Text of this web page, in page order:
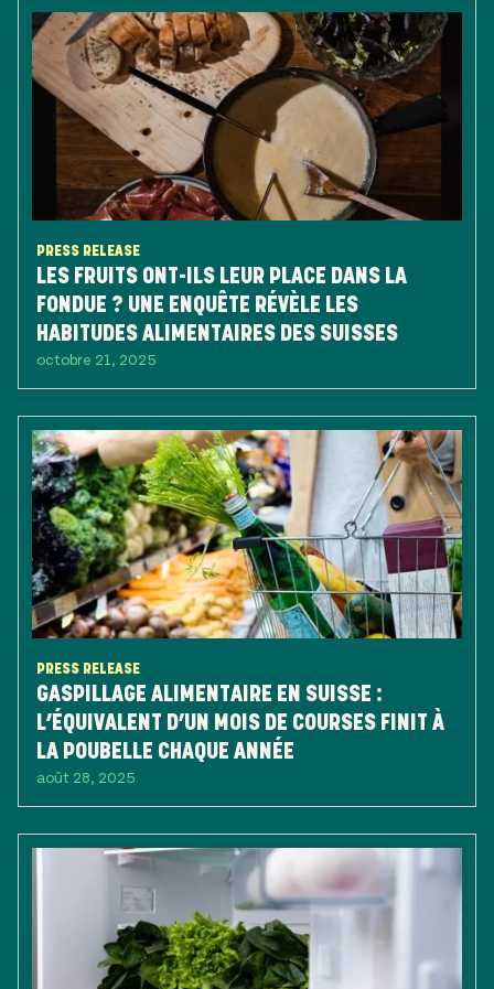
PRESS RELEASE
LES FRUITS ONT-ILS LEUR PLACE DANS LA
FONDUE ? UNE ENQUÊTE RÉVÈLE LES
HABITUDES ALIMENTAIRES DES SUISSES
octobre 21, 2025
PRESS RELEASE
GASPILLAGE ALIMENTAIRE EN SUISSE :
L’ÉQUIVALENT D’UN MOIS DE COURSES FINIT À
LA POUBELLE CHAQUE ANNÉE
août 28, 2025